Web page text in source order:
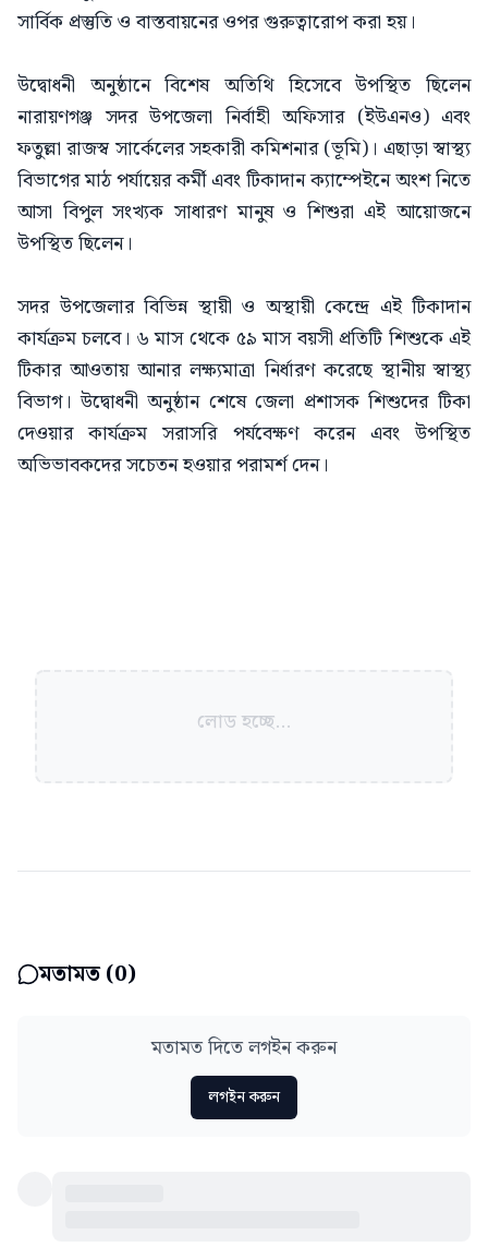
সার্বিক প্রস্তুতি ও বাস্তবায়নের ওপর গুরুত্বারোপ করা হয়।
উদ্বোধনী অনুষ্ঠানে বিশেষ অতিথি হিসেবে উপস্থিত ছিলেন
নারায়ণগঞ্জ সদর উপজেলা নির্বাহী অফিসার (ইউএনও) এবং
ফতুল্লা রাজস্ব সার্কেলের সহকারী কমিশনার (ভূমি)। এছাড়া স্বাস্থ্য
বিভাগের মাঠ পর্যায়ের কর্মী এবং টিকাদান ক্যাম্পেইনে অংশ নিতে
আসা বিপুল সংখ্যক সাধারণ মানুষ ও শিশুরা এই আয়োজনে
উপস্থিত ছিলেন।
সদর উপজেলার বিভিন্ন স্থায়ী ও অস্থায়ী কেন্দ্রে এই টিকাদান
কার্যক্রম চলবে। ৬ মাস থেকে ৫৯ মাস বয়সী প্রতিটি শিশুকে এই
টিকার আওতায় আনার লক্ষ্যমাত্রা নির্ধারণ করেছে স্থানীয় স্বাস্থ্য
বিভাগ। উদ্বোধনী অনুষ্ঠান শেষে জেলা প্রশাসক শিশুদের টিকা
দেওয়ার কার্যক্রম সরাসরি পর্যবেক্ষণ করেন এবং উপস্থিত
অভিভাবকদের সচেতন হওয়ার পরামর্শ দেন।
লোড হচ্ছে...
মতামত (0)
মতামত দিতে লগইন করুন
লগইন করুন